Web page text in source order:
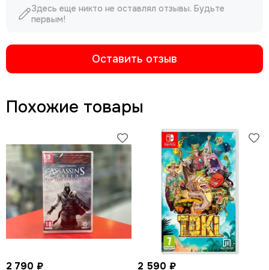
Здесь еще никто не оставлял отзывы. Будьте
первым!
Оставить отзыв
Похожие товары
2 790 ₽ 2 590 ₽